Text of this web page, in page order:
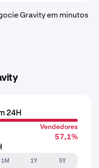
Gravity em minutos
24H
Vendedores
57,1%
1M 1Y
5Y